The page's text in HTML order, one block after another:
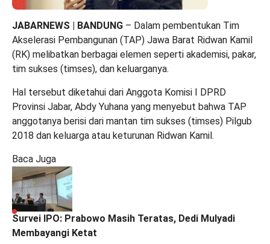
JABARNEWS | BANDUNG – Dalam pembentukan Tim
Akselerasi Pembangunan (TAP) Jawa Barat Ridwan Kamil
(RK) melibatkan berbagai elemen seperti akademisi, pakar,
tim sukses (timses), dan keluarganya.
Hal tersebut diketahui dari Anggota Komisi I DPRD
Provinsi Jabar, Abdy Yuhana yang menyebut bahwa TAP
anggotanya berisi dari mantan tim sukses (timses) Pilgub
2018 dan keluarga atau keturunan Ridwan Kamil.
Baca Juga
Survei IPO: Prabowo Masih Teratas, Dedi Mulyadi
Membayangi Ketat